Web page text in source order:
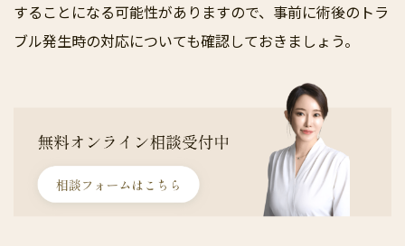
することになる可能性がありますので、事前に術後のトラ
ブル発生時の対応についても確認しておきましょう。